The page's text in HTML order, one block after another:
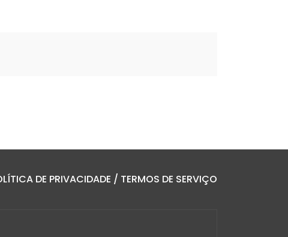
DE PRIVACIDADE / TERMOS DE SERVIÇO